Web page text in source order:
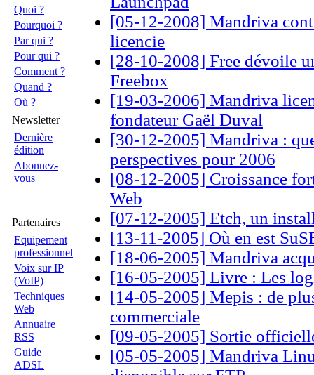
Quoi ?
Pourquoi ?
Par qui ?
Pour qui ?
Comment ?
Quand ?
Où ?
Newsletter
Dernière
édition
Abonnez-
vous
Partenaires
Equipement
professionnel
Voix sur IP
(VoIP)
Techniques
Web
Annuaire
RSS
Guide
ADSL
[05-12-2008] Mandriva
licencie
[28-10-2008] Free dévoile
Freebox
[19-03-2006] Mandriva
fondateur Gaël Duval
[30-12-2005] Mandriva :
perspectives pour 2006
[08-12-2005] Croissance
Web
[07-12-2005] Etch, un
[13-11-2005] Où en est
[18-06-2005] Mandriva
[16-05-2005] Livre : Les
[14-05-2005] Mepis : de
commerciale
[09-05-2005] Sortie
[05-05-2005] Mandriva